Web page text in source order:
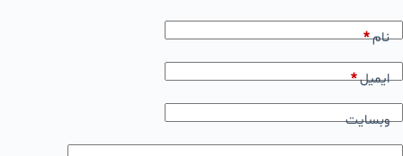
نام*
ایمیل*
وبسایت